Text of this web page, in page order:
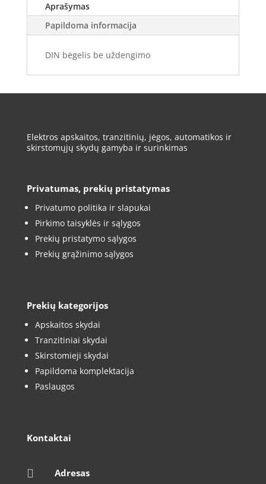
Aprašymas
Papildoma informacija
DIN bėgelis be uždengimo
Elektros apskaitos, tranzitinių, jėgos, automatikos ir
skirstomųjų skydų gamyba ir surinkimas
Privatumas, prekių pristatymas
Privatumo politika ir slapukai
Pirkimo taisyklės ir sąlygos
Prekių pristatymo sąlygos
Prekių grąžinimo sąlygos
Prekių kategorijos
Apskaitos skydai
Tranzitiniai skydai
Skirstomieji skydai
Papildoma komplektacija
Paslaugos
Kontaktai
 Adresas